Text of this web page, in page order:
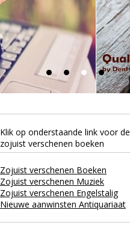
Klik op onderstaande link voor de
zojuist verschenen boeken
Zojuist verschenen Boeken
Zojuist verschenen Muziek
Zojuist verschenen Engelstalig
Nieuwe aanwinsten Antiquariaat